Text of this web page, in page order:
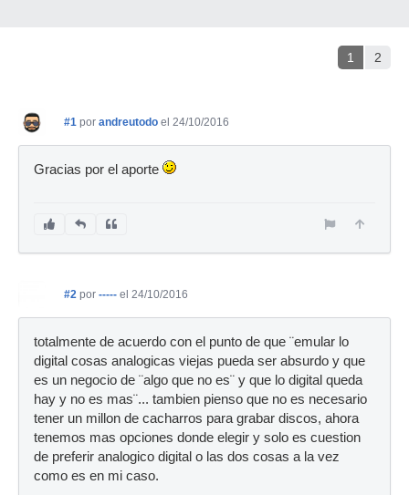
1 2
#1 por andreutodo el 24/10/2016
Gracias por el aporte
#2 por ----- el 24/10/2016
totalmente de acuerdo con el punto de que ¨emular lo
digital cosas analogicas viejas pueda ser absurdo y que
es un negocio de ¨algo que no es¨ y que lo digital queda
hay y no es mas¨... tambien pienso que no es necesario
tener un millon de cacharros para grabar discos, ahora
tenemos mas opciones donde elegir y solo es cuestion
de preferir analogico digital o las dos cosas a la vez
como es en mi caso.